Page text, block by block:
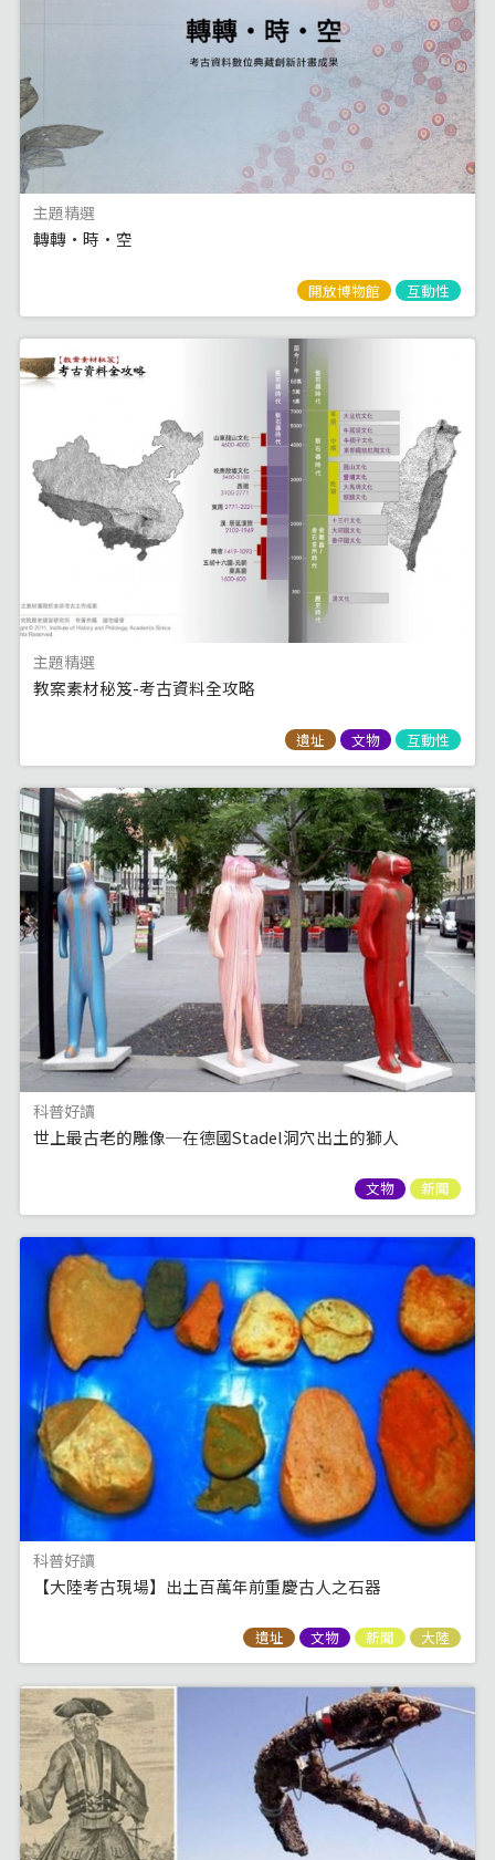
主題精選
轉轉·時·空
開放博物館 互動性
主題精選
教案素材秘笈-考古資料全攻略
遺址 文物 互動性
科普好讀
世上最古老的雕像─在德國Stadel洞穴出土的獅人
文物 新聞
科普好讀
【大陸考古現場】出土百萬年前重慶古人之石器
遺址 文物 新聞 大陸